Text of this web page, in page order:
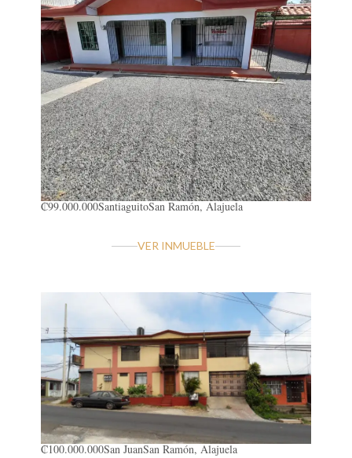
₡99.000.000SantiaguitoSan Ramón, Alajuela
VER INMUEBLE
₡100.000.000San JuanSan Ramón, Alajuela